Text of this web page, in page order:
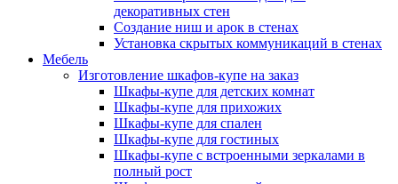
декоративных стен
Создание ниш и арок в стенах
Установка скрытых коммуникаций в стенах
Мебель
Изготовление шкафов-купе на заказ
Шкафы-купе для детских комнат
Шкафы-купе для прихожих
Шкафы-купе для спален
Шкафы-купе для гостиных
Шкафы-купе с встроенными зеркалами в
полный рост